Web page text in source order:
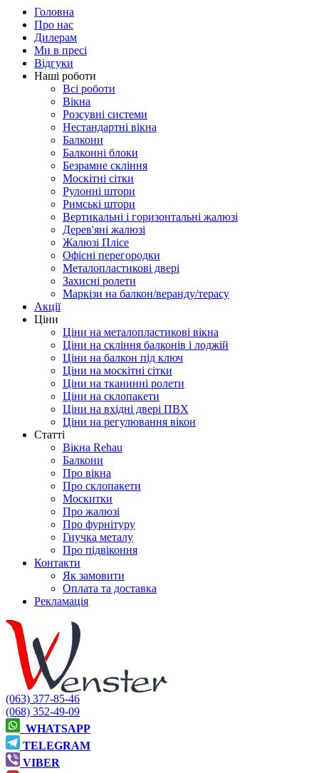
Головна
Про нас
Дилерам
Ми в пресі
Відгуки
Наші роботи
Всі роботи
Вікна
Розсувні системи
Нестандартні вікна
Балкони
Балконні блоки
Безрамне скління
Москітні сітки
Рулонні штори
Римські штори
Вертикальні і горизонтальні жалюзі
Дерев'яні жалюзі
Жалюзі Плісе
Офісні перегородки
Металопластикові двері
Захисні ролети
Маркізи на балкон/веранду/терасу
Акції
Ціни
Ціни на металопластикові вікна
Ціни на скління балконів і лоджій
Ціни на балкон під ключ
Ціни на москітні сітки
Ціни на тканинні ролети
Ціни на склопакети
Ціни на вхідні двері ПВХ
Ціни на регулювання вікон
Cтатті
Вікна Rehau
Балкони
Про вікна
Про склопакети
Москитки
Про жалюзі
Про фурнітуру
Гнучка металу
Про підвіконня
Контакти
Як замовити
Оплата та доставка
Рекламація
(063) 377-85-46
(068) 352-49-09
WHATSAPP
TELEGRAM
VIBER